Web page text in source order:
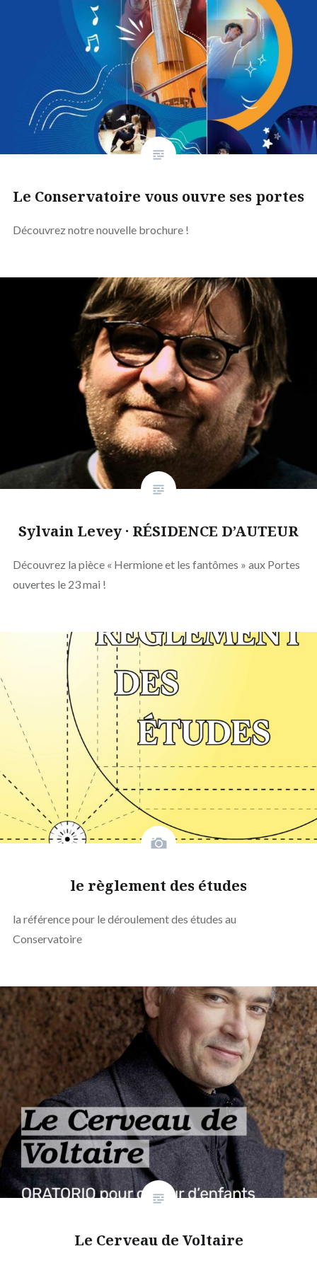
Le Conservatoire vous ouvre ses portes
Découvrez notre nouvelle brochure !
Sylvain Levey · RÉSIDENCE D’AUTEUR
Découvrez la pièce « Hermione et les fantômes » aux Portes
ouvertes le 23 mai !
le règlement des études
la référence pour le déroulement des études au
Conservatoire
Le Cerveau de Voltaire